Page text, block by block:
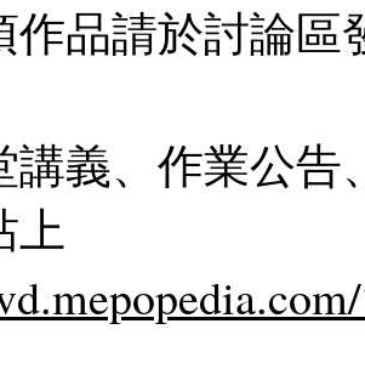
品請於討論區
義、作業公告
上